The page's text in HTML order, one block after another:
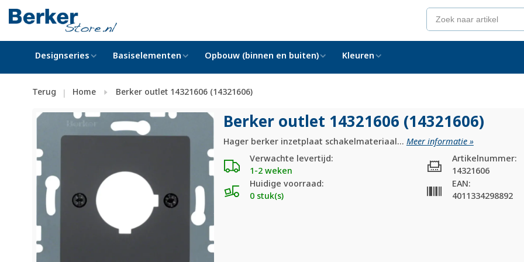
Designseries Basiselementen Opbouw (binnen en buiten) Kleuren
Terug | Home Berker outlet 14321606 (14321606)
Berker outlet 14321606 (14321606)
Hager berker inzetplaat schakelmateriaal... Meer informatie »
Verwachte levertijd:
1-2 weken
Huidige voorraad:
0 stuk(s)
Artikelnummer:
14321606
EAN:
4011334298892